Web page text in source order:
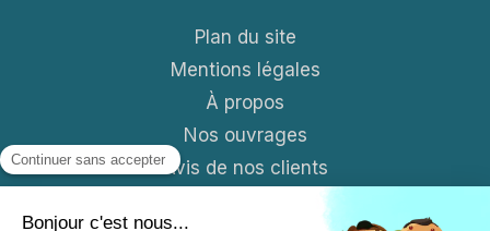
Plan du site
Mentions légales
À propos
Nos ouvrages
Avis de nos clients